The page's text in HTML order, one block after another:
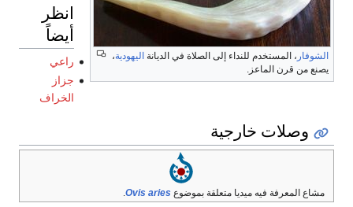
الشوفار ، المستخدم للنداء إلى الصلاة في الديانة اليهودية،
يصنع من قرن الماعز.
انظر
أيضاً
راعي
جزاز
الخراف
وصلات خارجية
مشاع المعرفة فيه ميديا متعلقة بموضوع Ovis aries
.